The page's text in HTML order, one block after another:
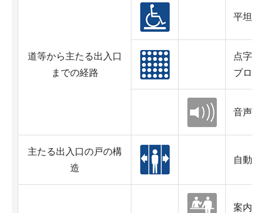
道等から主たる出入口
までの経路
平坦
点字
ブロッ
音声案
主たる出入口の戸の構
造
自動ド
案内所